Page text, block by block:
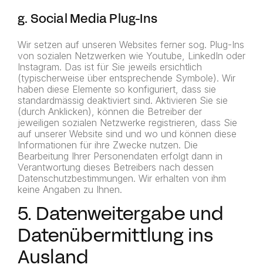
g. Social Media Plug-Ins
Wir setzen auf unseren Websites ferner sog. Plug-Ins
von sozialen Netzwerken wie Youtube, LinkedIn oder
Instagram. Das ist für Sie jeweils ersichtlich
(typischerweise über entsprechende Symbole). Wir
haben diese Elemente so konfiguriert, dass sie
standardmässig deaktiviert sind. Aktivieren Sie sie
(durch Anklicken), können die Betreiber der
jeweiligen sozialen Netzwerke registrieren, dass Sie
auf unserer Website sind und wo und können diese
Informationen für ihre Zwecke nutzen. Die
Bearbeitung Ihrer Personendaten erfolgt dann in
Verantwortung dieses Betreibers nach dessen
Datenschutzbestimmungen. Wir erhalten von ihm
keine Angaben zu Ihnen.
5. Datenweitergabe und
Datenübermittlung ins
Ausland